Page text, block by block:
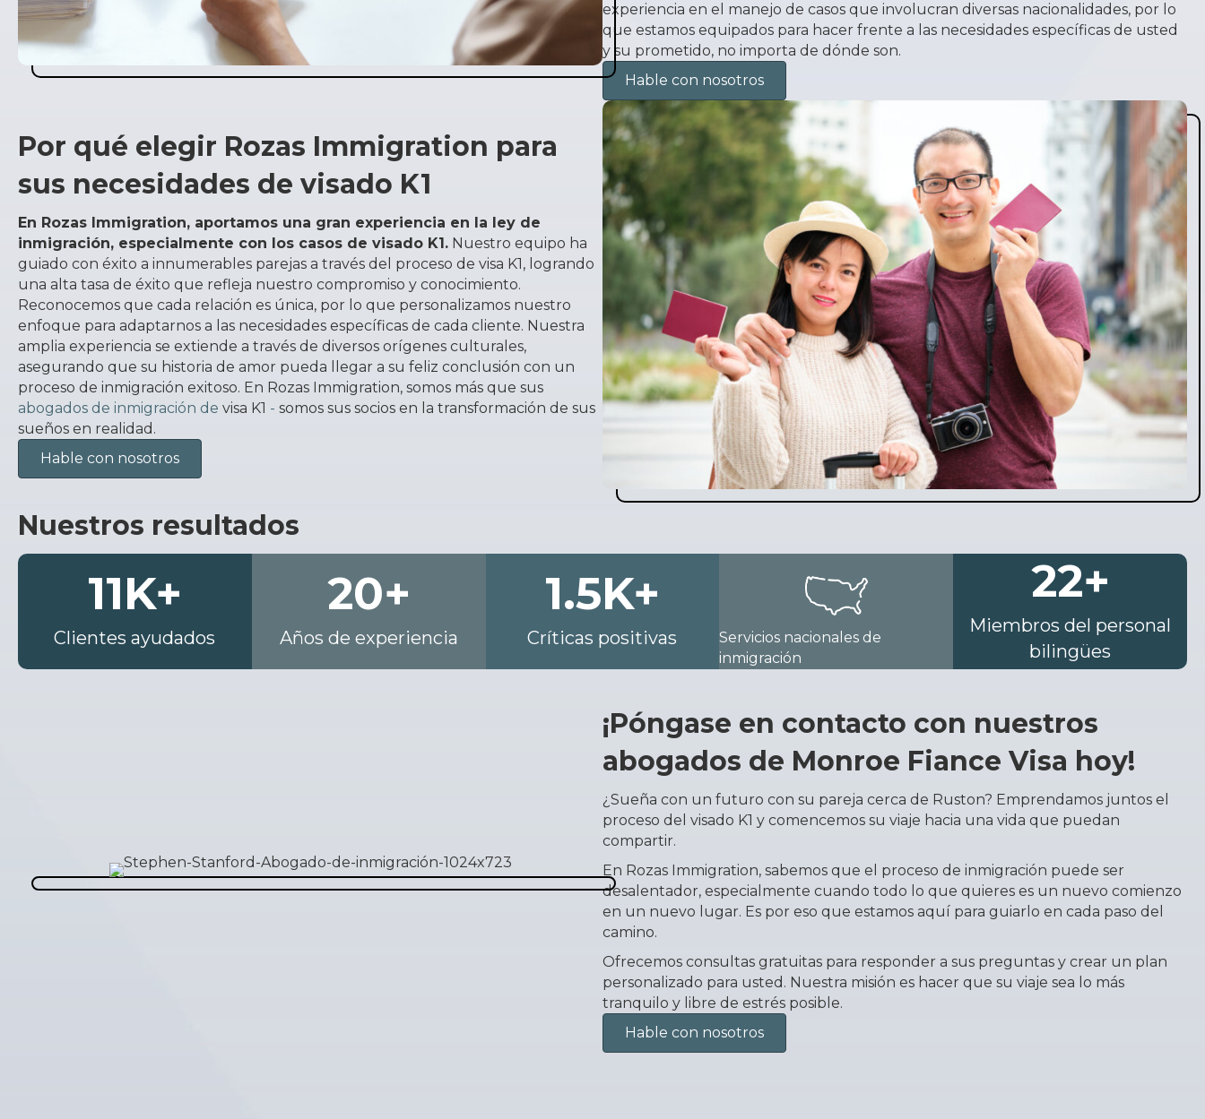
experiencia en el manejo de casos que involucran diversas nacionalidades, por lo
que estamos equipados para hacer frente a las necesidades específicas de usted
y su prometido, no importa de dónde son.
Hable con nosotros
Por qué elegir Rozas Immigration para
sus necesidades de visado K1
En Rozas Immigration, aportamos una gran experiencia en la ley de
inmigración, especialmente con los casos de visado K1. Nuestro equipo ha
guiado con éxito a innumerables parejas a través del proceso de visa K1, logrando
una alta tasa de éxito que refleja nuestro compromiso y conocimiento.
Reconocemos que cada relación es única, por lo que personalizamos nuestro
enfoque para adaptarnos a las necesidades específicas de cada cliente. Nuestra
amplia experiencia se extiende a través de diversos orígenes culturales,
asegurando que su historia de amor pueda llegar a su feliz conclusión con un
proceso de inmigración exitoso. En Rozas Immigration, somos más que sus
abogados de inmigración de visa K1 - somos sus socios en la transformación de sus
sueños en realidad.
Hable con nosotros
Nuestros resultados
11K+
Clientes ayudados
20+
Años de experiencia
1.5K+
Críticas positivas
Servicios nacionales de
inmigración
22+
Miembros del personal
bilingües
¡Póngase en contacto con nuestros
abogados de Monroe Fiance Visa hoy!
¿Sueña con un futuro con su pareja cerca de Ruston? Emprendamos juntos el
proceso del visado K1 y comencemos su viaje hacia una vida que puedan
compartir.
En Rozas Immigration, sabemos que el proceso de inmigración puede ser
desalentador, especialmente cuando todo lo que quieres es un nuevo comienzo
en un nuevo lugar. Es por eso que estamos aquí para guiarlo en cada paso del
camino.
Ofrecemos consultas gratuitas para responder a sus preguntas y crear un plan
personalizado para usted. Nuestra misión es hacer que su viaje sea lo más
tranquilo y libre de estrés posible.
Hable con nosotros